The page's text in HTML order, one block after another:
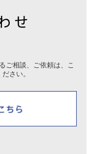
ご相談、ご依頼は、
こ
さい。